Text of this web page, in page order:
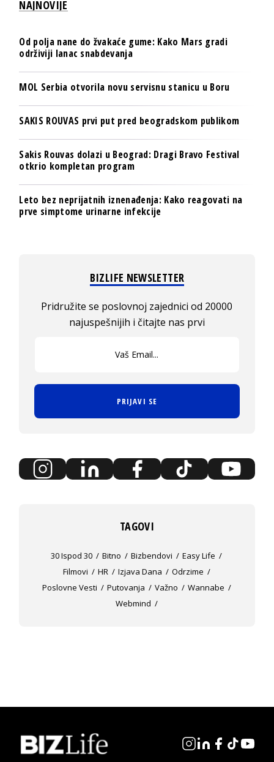
NAJNOVIJE
Od polja nane do žvakaće gume: Kako Mars gradi
održiviji lanac snabdevanja
MOL Serbia otvorila novu servisnu stanicu u Boru
SAKIS ROUVAS prvi put pred beogradskom publikom
Sakis Rouvas dolazi u Beograd: Dragi Bravo Festival
otkrio kompletan program
Leto bez neprijatnih iznenađenja: Kako reagovati na
prve simptome urinarne infekcije
BIZLIFE NEWSLETTER
Pridružite se poslovnoj zajednici od 20000
najuspešnijih i čitajte nas prvi
PRIJAVI SE
TAGOVI
30 Ispod 30 Bitno Bizbendovi
Easy Life
Filmovi
HR Izjava Dana
Odrzime
Poslovne Vesti
Putovanja Važno
Wannabe
Webmind